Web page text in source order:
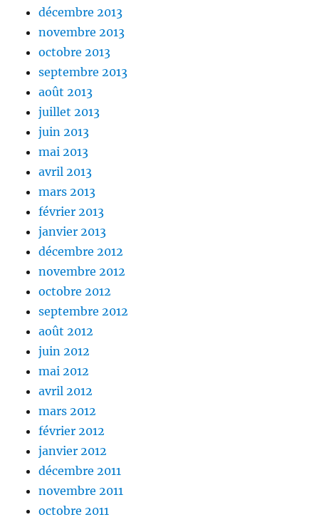
décembre 2013
novembre 2013
octobre 2013
septembre 2013
août 2013
juillet 2013
juin 2013
mai 2013
avril 2013
mars 2013
février 2013
janvier 2013
décembre 2012
novembre 2012
octobre 2012
septembre 2012
août 2012
juin 2012
mai 2012
avril 2012
mars 2012
février 2012
janvier 2012
décembre 2011
novembre 2011
octobre 2011